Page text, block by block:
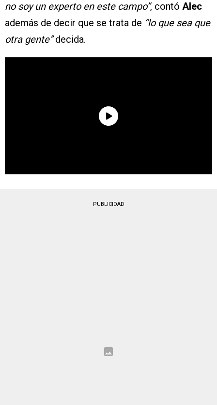
no soy un experto en este campo”, contó Alec
además de decir que se trata de “lo que sea que
otra gente”decida.
PUBLICIDAD